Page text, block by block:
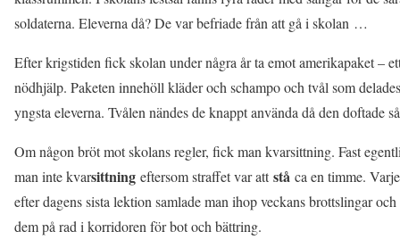
soldaterna. Eleverna då? De var befriade från att gå i skolan …
Efter krigstiden fick skolan under några år ta emot amerikapaket –
nödhjälp. Paketen innehöll kläder och schampo och tvål som
yngsta eleverna. Tvålen nändes de knappt använda då den doftade
Om någon bröt mot skolans regler, fick man kvarsittning. Fast
man inte kvarsittning eftersom straffet var attstå ca en timme.
efter dagens sista lektion samlade man ihop veckans brottslingar
dem på rad i korridoren för bot och bättring.